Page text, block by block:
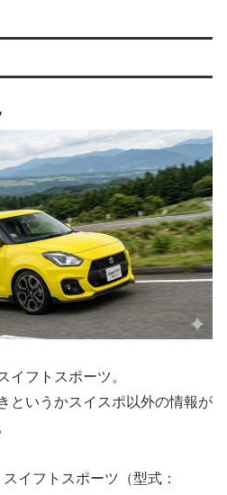
イフトスポーツ。
というかスイスポ以外の情報が
イフトスポーツ（型式：